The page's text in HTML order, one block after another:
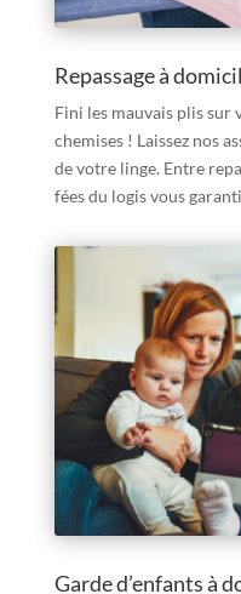
Repassage à
Fini les mauvais plis sur
chemises ! Laissez nos
de votre linge. Entre
fées du logis vous
Garde d’enfants à